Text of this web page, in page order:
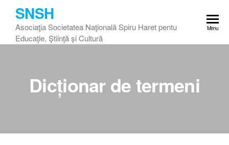
content
SNSH
Asociaţia Societatea Naţională Spiru Haret pentu
Educaţie, Ştiinţă şi Cultură
Menu
Dicționar de termeni